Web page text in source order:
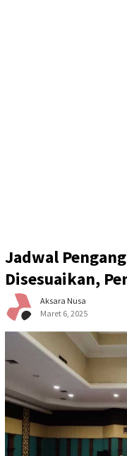
Jadwal
Disesuaikan,
Aksara Nusa
Maret 6, 2025